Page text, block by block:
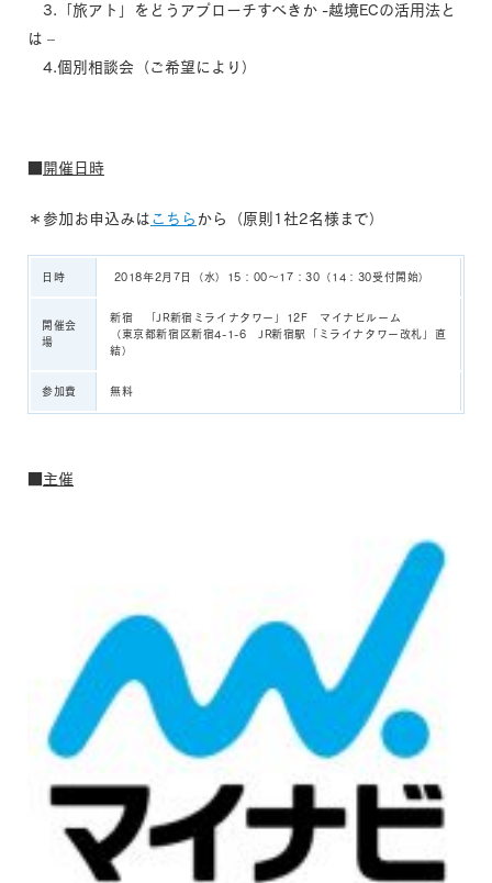
3.「旅アト」をどうアプローチすべきか -越境ECの活用法と
は –
4.個別相談会（ご希望により）
開催日時
＊参加お申込みは こちら から（原則1社2名様まで）
日時 2018年2月7日（水）15：00～17：30（14：30受付開始）
開催会
場
新宿 「JR新宿ミライナタワー」12F マイナビルーム
（東京都新宿区新宿4-1-6 JR新宿駅「ミライナタワー改札」直
結）
参加費 無料
主催